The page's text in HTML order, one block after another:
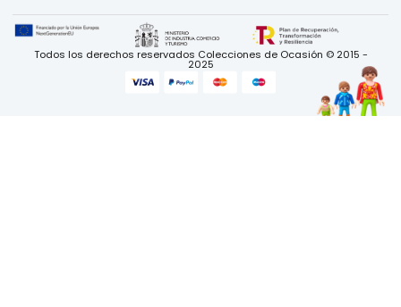
Todos los derechos reservados Colecciones de Ocasión © 2015 -
2025